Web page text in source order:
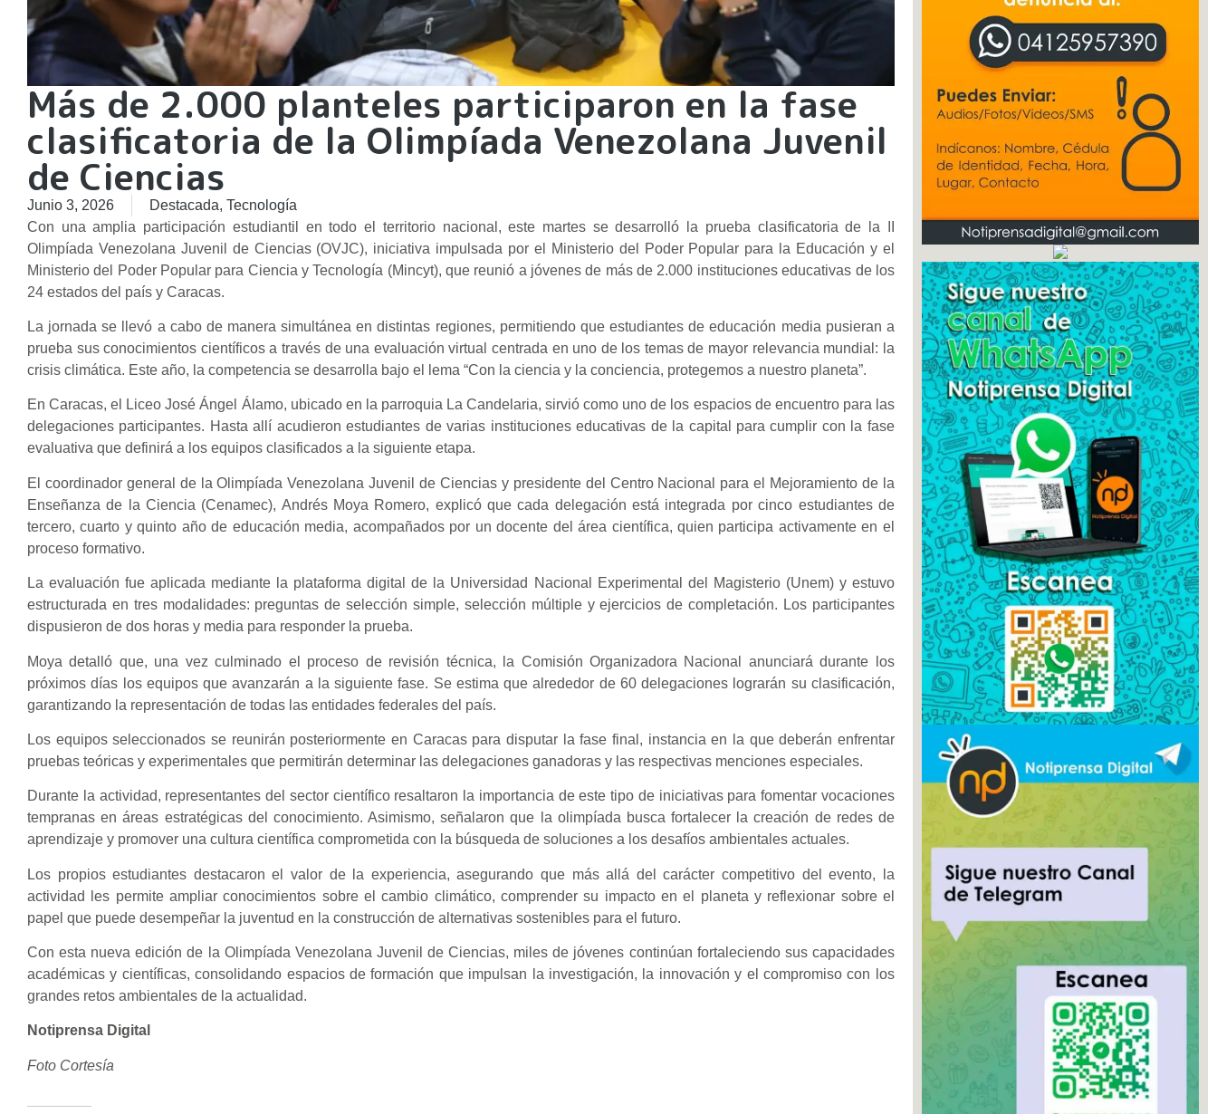
Más de 2.000 planteles participaron en la fase
clasificatoria de la Olimpíada Venezolana Juvenil
de Ciencias
Junio 3, 2026 Destacada, Tecnología
Con una amplia participación estudiantil en todo el territorio nacional, este martes se desarrolló la prueba clasificatoria de la II
Olimpíada Venezolana Juvenil de Ciencias (OVJC), iniciativa impulsada por el Ministerio del Poder Popular para la Educación y el
Ministerio del Poder Popular para Ciencia y Tecnología (Mincyt), que reunió a jóvenes de más de 2.000 instituciones educativas de los
24 estados del país y Caracas.
La jornada se llevó a cabo de manera simultánea en distintas regiones, permitiendo que estudiantes de educación media pusieran a
prueba sus conocimientos científicos a través de una evaluación virtual centrada en uno de los temas de mayor relevancia mundial: la
crisis climática. Este año, la competencia se desarrolla bajo el lema “Con la ciencia y la conciencia, protegemos a nuestro planeta”.
En Caracas, el Liceo José Ángel Álamo, ubicado en la parroquia La Candelaria, sirvió como uno de los espacios de encuentro para las
delegaciones participantes. Hasta allí acudieron estudiantes de varias instituciones educativas de la capital para cumplir con la fase
evaluativa que definirá a los equipos clasificados a la siguiente etapa.
El coordinador general de la Olimpíada Venezolana Juvenil de Ciencias y presidente del Centro Nacional para el Mejoramiento de la
Enseñanza de la Ciencia (Cenamec), Andrés Moya Romero, explicó que cada delegación está integrada por cinco estudiantes de
tercero, cuarto y quinto año de educación media, acompañados por un docente del área científica, quien participa activamente en el
proceso formativo.
La evaluación fue aplicada mediante la plataforma digital de la Universidad Nacional Experimental del Magisterio (Unem) y estuvo
estructurada en tres modalidades: preguntas de selección simple, selección múltiple y ejercicios de completación. Los participantes
dispusieron de dos horas y media para responder la prueba.
Moya detalló que, una vez culminado el proceso de revisión técnica, la Comisión Organizadora Nacional anunciará durante los
próximos días los equipos que avanzarán a la siguiente fase. Se estima que alrededor de 60 delegaciones lograrán su clasificación,
garantizando la representación de todas las entidades federales del país.
Los equipos seleccionados se reunirán posteriormente en Caracas para disputar la fase final, instancia en la que deberán enfrentar
pruebas teóricas y experimentales que permitirán determinar las delegaciones ganadoras y las respectivas menciones especiales.
Durante la actividad, representantes del sector científico resaltaron la importancia de este tipo de iniciativas para fomentar vocaciones
tempranas en áreas estratégicas del conocimiento. Asimismo, señalaron que la olimpíada busca fortalecer la creación de redes de
aprendizaje y promover una cultura científica comprometida con la búsqueda de soluciones a los desafíos ambientales actuales.
Los propios estudiantes destacaron el valor de la experiencia, asegurando que más allá del carácter competitivo del evento, la
actividad les permite ampliar conocimientos sobre el cambio climático, comprender su impacto en el planeta y reflexionar sobre el
papel que puede desempeñar la juventud en la construcción de alternativas sostenibles para el futuro.
Con esta nueva edición de la Olimpíada Venezolana Juvenil de Ciencias, miles de jóvenes continúan fortaleciendo sus capacidades
académicas y científicas, consolidando espacios de formación que impulsan la investigación, la innovación y el compromiso con los
grandes retos ambientales de la actualidad.
Notiprensa Digital
Foto Cortesía